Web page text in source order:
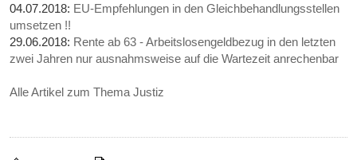
04.07.2018: EU-Empfehlungen in den Gleichbehandlungsstellen
umsetzen !!
29.06.2018: Rente ab 63 - Arbeitslosengeldbezug in den letzten
zwei Jahren nur ausnahmsweise auf die Wartezeit anrechenbar
Alle Artikel zum Thema Justiz